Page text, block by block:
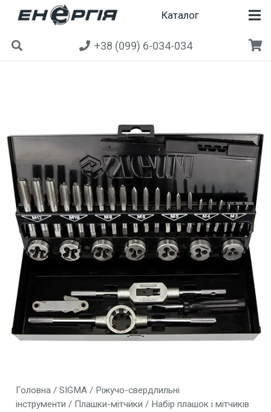
Каталог
+38 (099) 6-034-034
Головна/ SIGMA/ Ріжучо-свердлильні
інструменти / Плашки-мітчики / Набір плашок і мітчиків